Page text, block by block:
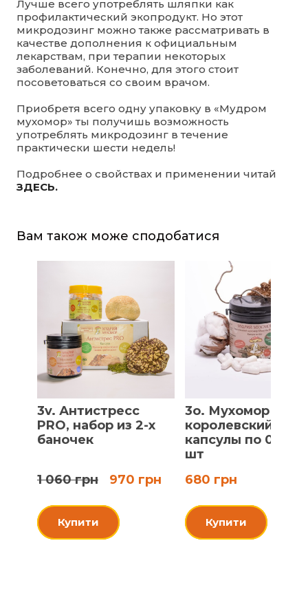
Лучше всего употреблять шляпки как
профилактический экопродукт. Но этот
микродозинг можно также рассматривать в
качестве дополнения к официальным
лекарствам, при терапии некоторых
заболеваний. Конечно, для этого стоит
посоветоваться со своим врачом.
Приобретя всего одну упаковку в «Мудром
мухомор» ты получишь возможность
употреблять микродозинг в течение
практически шести недель!
Подробнее о свойствах и применении читай
ЗДЕСЬ.
Вам також може сподобатися
3v. Антистресс
PRO, набор из 2-х
баночек
1 060 грн 970 грн
Купити
3o. Мухомор
королевский,
капсулы по 0.5 г,
шт
680 грн
Купити